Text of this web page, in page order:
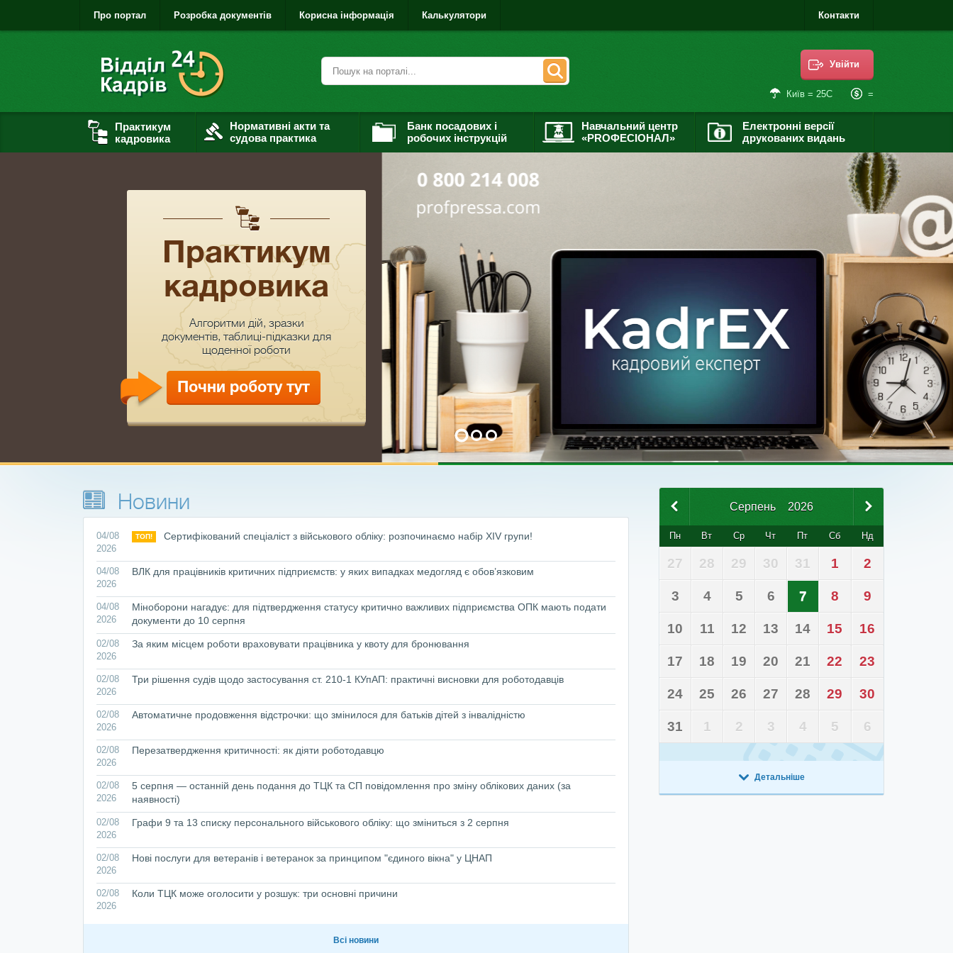
Про портал Розробка документів Корисна інформація Калькулятори Контакти
Увійти
Київ = 25С =
Практикум
кадровика
Нормативні акти та
судова практика
Банк посадових і
робочих інструкцій
Навчальний центр
«PROФЕСІОНАЛ»
Електронні версії
друкованих видань
Практикум
кадровика
Aлгоритми дій, зразки
документів, таблиці-підказки для
щоденної роботи
Почни роботу тут
Новини
04/08
2026
ТОП! Сертифікований спеціаліст з військового обліку: розпочинаємо набір XІV групи!
04/08
2026
ВЛК для працівників критичних підприємств: у яких випадках медогляд є обов’язковим
04/08
2026
Міноборони нагадує: для підтвердження статусу критично важливих підприємства ОПК мають подати
документи до 10 серпня
02/08
2026
За яким місцем роботи враховувати працівника у квоту для бронювання
02/08
2026
Три рішення судів щодо застосування ст. 210-1 КУпАП: практичні висновки для роботодавців
02/08
2026
Автоматичне продовження відстрочки: що змінилося для батьків дітей з інвалідністю
02/08
2026
Перезатвердження критичності: як діяти роботодавцю
02/08
2026
5 серпня — останній день подання до ТЦК та СП повідомлення про зміну облікових даних (за
наявності)
02/08
2026
Графи 9 та 13 списку персонального військового обліку: що зміниться з 2 серпня
02/08
2026
Нові послуги для ветеранів і ветеранок за принципом "єдиного вікна" у ЦНАП
02/08
2026
Коли ТЦК може оголосити у розшук: три основні причини
Всі новини
Серпень 2026
Пн Вт Ср Чт Пт Сб Нд
27 28 29 30 31 1 2
3 4 5 6 7 8 9
10 11 12 13 14 15 16
17 18 19 20 21 22 23
24 25 26 27 28 29 30
31 1 2 3 4 5 6
Детальніше